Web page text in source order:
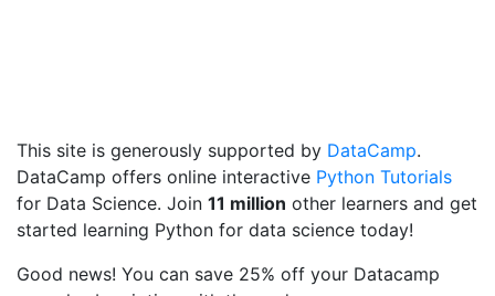
This site is generously supported by DataCamp.
DataCamp offers online interactive Python Tutorials
for Data Science. Join 11 million other learners and get
started learning Python for data science today!
Good news! You can save 25% off your Datacamp